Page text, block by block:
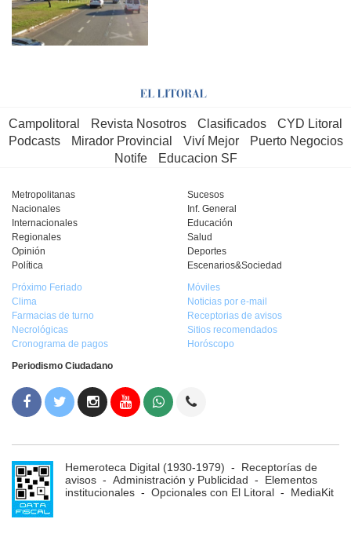
Campolitoral Revista Nosotros Clasificados
CYD Litoral
Podcasts
Mirador Provincial Viví Mejor
Puerto Negocios
Notife
Educacion SF
Metropolitanas
Nacionales
Internacionales
Regionales
Opinión
Política
Sucesos
Inf. General
Educación
Salud
Deportes
Escenarios&Sociedad
Próximo Feriado
Clima
Farmacias de turno
Necrológicas
Cronograma de pagos
Móviles
Noticias por e-mail
Receptorias de avisos
Sitios recomendados
Horóscopo
Periodismo Ciudadano
Hemeroteca Digital (1930-1979) - Receptorías de
avisos - Administración y Publicidad - Elementos
institucionales - Opcionales con El Litoral - MediaKit